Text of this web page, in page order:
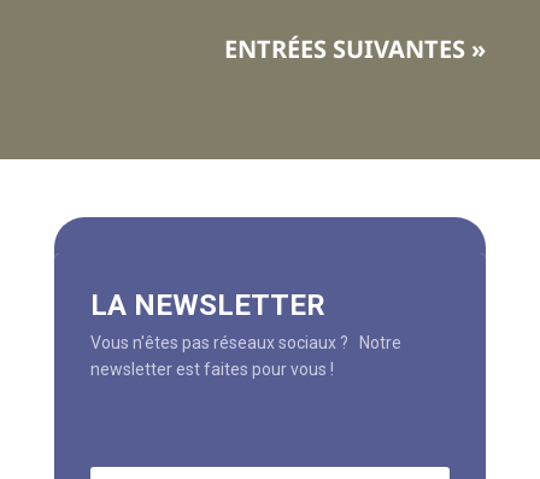
ENTRÉES SUIVANTES »
LA NEWSLETTER
Vous n'êtes pas réseaux sociaux ? Notre
newsletter est faites pour vous !